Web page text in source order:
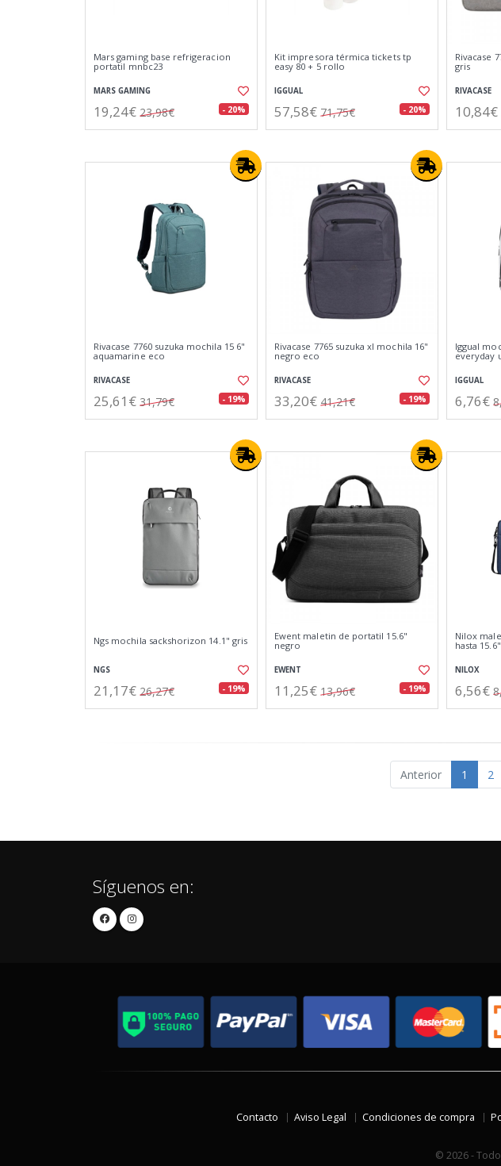
Mars gaming base refrigeracion
portatil mnbc23
MARS GAMING
19,24€ 23,98€ - 20%
Kit impresora térmica tickets tp
easy 80 + 5 rollo
IGGUAL
57,58€ 71,75€ - 20%
Rivacase
gris
RIVACASE
10,84€
Rivacase 7760 suzuka mochila 15 6"
aquamarine eco
RIVACASE
25,61€ 31,79€ - 19%
Rivacase 7765 suzuka xl mochila 16"
negro eco
RIVACASE
33,20€ 41,21€ - 19%
Iggual
everyday
IGGUAL
6,76€
Ngs mochila sackshorizon 14.1" gris
NGS
21,17€ 26,27€ - 19%
Ewent maletin de portatil 15.6"
negro
EWENT
11,25€ 13,96€ - 19%
Nilox
hasta
NILOX
6,56€
Anterior 1 2
Síguenos en:
Contacto Aviso Legal Condiciones de compra
© 2026 -